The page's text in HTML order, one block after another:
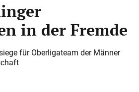
in der Fremde
für Oberligateam der Männer